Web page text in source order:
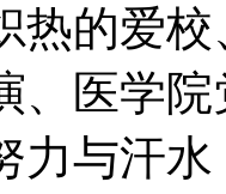
热的爱
、医学
力与汗